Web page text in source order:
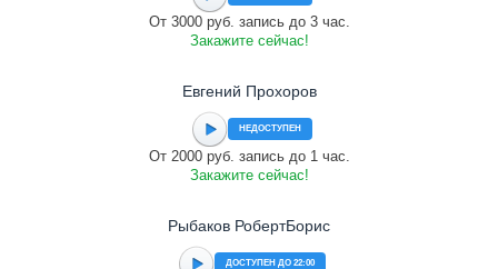
От 3000 руб. запись до 3 час.
Закажите сейчас!
Евгений Прохоров
НЕДОСТУПЕН
От 2000 руб. запись до 1 час.
Закажите сейчас!
Рыбаков РобертБорис
ДОСТУПЕН ДО 22:00